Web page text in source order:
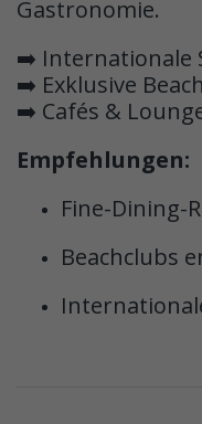
Gastronomie.
➡️ Internationale
➡️ Exklusive
➡️ Cafés &
Empfehlungen:
Fine-Dining-
Beachclubs